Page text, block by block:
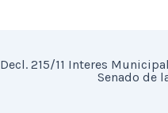
Decl. 215/11 Interes
Senado de